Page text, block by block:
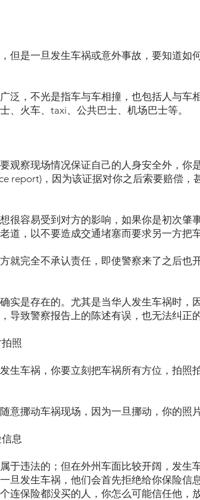
但是一旦发生车祸或意外事故，要知道如
泛，不光是指车与车相撞，也包括人与车
、火车、taxi、公共巴士、机场巴士等。
观察现场情况保证自己的人身安全外，你
report)，因为该证据对你之后索要赔偿，
很容易受到对方的影响，如果你是初次肇
道，以不要造成交通堵塞而要求另一方把
就完全不承认责任，即使警察来了之后也
实是存在的。尤其是当华人发生车祸时，
导致警察报告上的陈述有误，也无法纠正
照
生车祸，你要立刻把车祸所有方位，拍照
意挪动车祸现场，因为一旦挪动，你的照
息
于违法的；但在外州车面比较开阔，发生
旦发生车祸，他们会首先拒绝给你保险信
连保险都没买的人，你怎么可能信任他，